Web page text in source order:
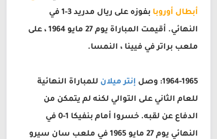
أبطال أوروبا
بفوزه على ريال مدريد 3-1 في
النهائي. أقيمت المباراة يوم 27 مايو 1964 ، على
ملعب براتر في فيينا ، النمسا.
1964-1965: وصل إنتر ميلان للمباراة النهائية
للعام الثاني على التوالي لكنه لم يتمكن من
الدفاع عن لقبه. خسروا أمام بنفيكا 1-0 في
النهائي يوم 27 مايو 1965 في ملعب سان سيرو